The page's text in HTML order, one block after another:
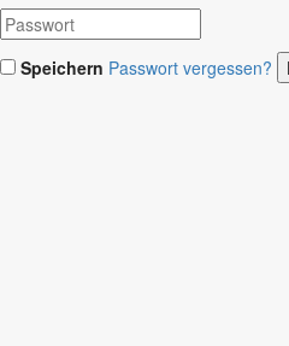
Speichern Passwort vergessen?